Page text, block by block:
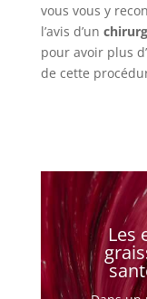
vous vous y
l’avis d’un
pour avoir plus
de cette
Les